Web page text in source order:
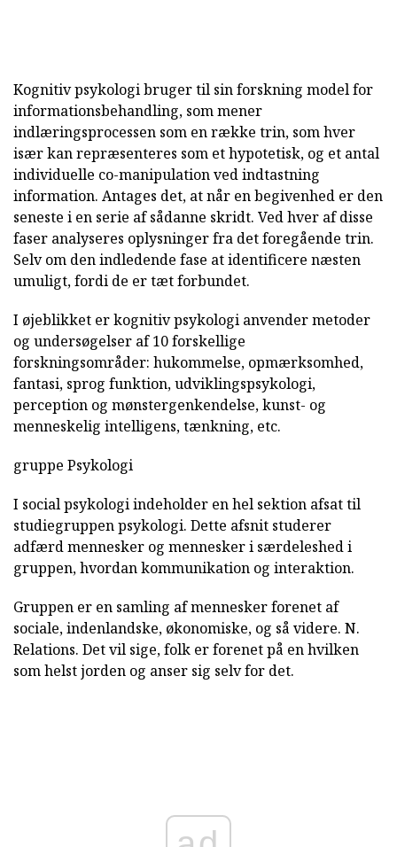
Kognitiv psykologi bruger til sin forskning model for
informationsbehandling, som mener
indlæringsprocessen som en række trin, som hver
især kan repræsenteres som et hypotetisk, og et antal
individuelle co-manipulation ved indtastning
information. Antages det, at når en begivenhed er den
seneste i en serie af sådanne skridt. Ved hver af disse
faser analyseres oplysninger fra det foregående trin.
Selv om den indledende fase at identificere næsten
umuligt, fordi de er tæt forbundet.
I øjeblikket er kognitiv psykologi anvender metoder
og undersøgelser af 10 forskellige
forskningsområder: hukommelse, opmærksomhed,
fantasi, sprog funktion, udviklingspsykologi,
perception og mønstergenkendelse, kunst- og
menneskelig intelligens, tænkning, etc.
gruppe Psykologi
I social psykologi indeholder en hel sektion afsat til
studiegruppen psykologi. Dette afsnit studerer
adfærd mennesker og mennesker i særdeleshed i
gruppen, hvordan kommunikation og interaktion.
Gruppen er en samling af mennesker forenet af
sociale, indenlandske, økonomiske, og så videre. N.
Relations. Det vil sige, folk er forenet på en hvilken
som helst jorden og anser sig selv for det.